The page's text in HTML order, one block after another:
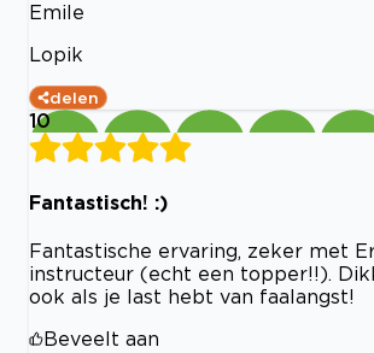
Emile
Lopik
delen
10
Fantastisch! :)
Fantastische ervaring, zeker met
instructeur (echt een topper!!).
ook als je last hebt van faalangst!
Beveelt aan